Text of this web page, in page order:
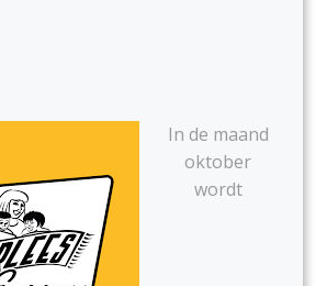
In de maand
oktober
wordt